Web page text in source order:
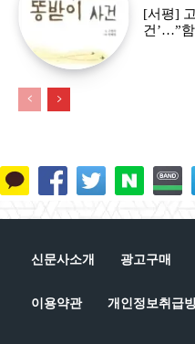
[서평]
건’…”
신문사소개 광고구매
이용약관 개인정보취급